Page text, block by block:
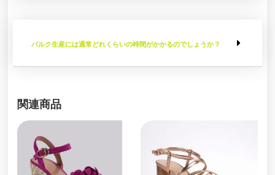
バルク生産には通常どれくらいの時間がかかるのでしょうか？
関連商品